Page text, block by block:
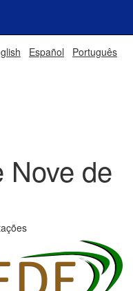
Español Português
Nove de